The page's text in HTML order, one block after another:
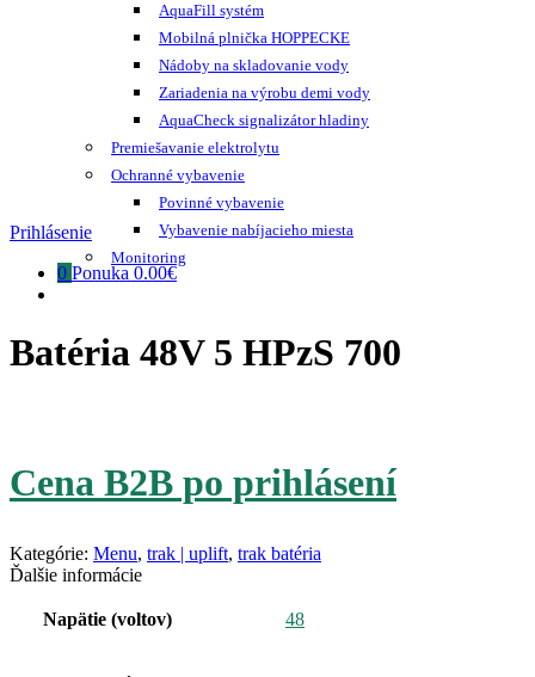
AquaFill systém
Mobilná plnička HOPPECKE
Nádoby na skladovanie vody
Zariadenia na výrobu demi vody
AquaCheck signalizátor hladiny
Premiešavanie elektrolytu
Ochranné vybavenie
Povinné vybavenie
Vybavenie nabíjacieho miesta
Monitoring
Prihlásenie
0 Ponuka 0.00€
Batéria 48V 5 HPzS 700
Cena B2B po prihlásení
Kategórie: Menu, trak | uplift, trak batéria
Ďalšie informácie
Napätie (voltov) 48